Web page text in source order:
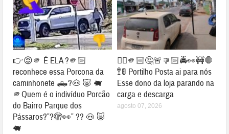
👉😡🫵 É ELA ?🫵🏻
reconhece essa Porcona da
caminhonete 🛻?🐽 🐷 🐖
🫵Quem é o indivíduo Porcão
do Bairro Parque dos
Pássaros?”?🫣👀” ?? 🐽 🐷
🐖
👉🏻🫵🏻🤔🚨👎🏻🚔👀🚧🛑
🚏🚦 Portilho Posta ai para nós
Esse dono da loja parando na
carga e descarga
agosto 07, 2026